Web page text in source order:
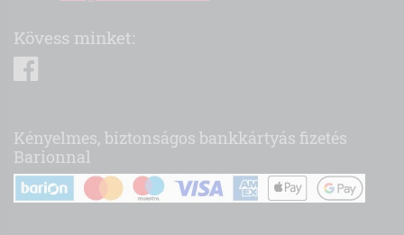
Kövess minket:
Kényelmes, biztonságos bankkártyás fizetés
Barionnal